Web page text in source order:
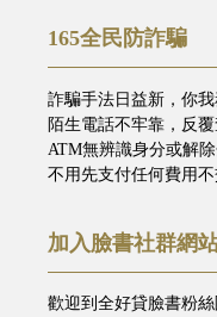
165全民防詐騙
詐騙手法日益新，你
陌生電話不牢靠，反
ATM無辨識身分或解
不用先支付任何費用
加入臉書社群網
歡迎到全好貸臉書粉